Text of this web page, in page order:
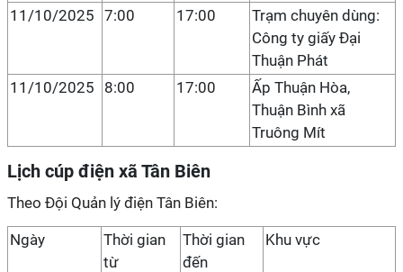
11/10/2025 7:00 17:00
Trạm chuyên dùng:
Công ty giấy Đại
Thuận Phát
11/10/2025
8:00 17:00
Ấp Thuận Hòa,
Thuận Bình xã
Truông Mít
Lịch cúp điện xã Tân Biên
Theo Đội Quản lý điện Tân Biên:
Ngày
Thời gian
từ
Thời gian
đến
Khu vực